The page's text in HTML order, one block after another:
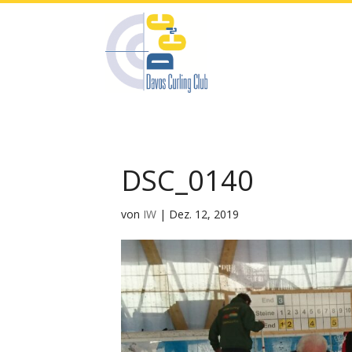
DSC_0140
von IW | Dez. 12, 2019